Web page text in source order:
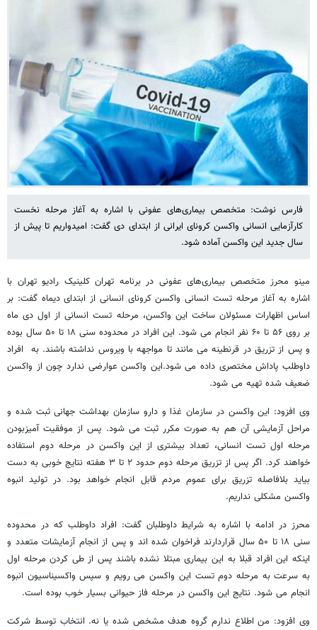
فارس نوشت: متخصص بیماری‌های عفونی با اشاره به آغاز مرحله نخست
کارآزمایی انسانی واکسن کرونای ایرانی از ابتدای دی گفت: امیدواریم تا پیش از
سال جدید این واکسن آماده شود.
مینو محرز متخصص بیماری‌های عفونی در برنامه تهران کلینیک رادیو تهران با
اشاره به آغاز مرحله تست انسانی واکسن کرونای انسانی از ابتدای دیماه گفت: بر
اساس اظهارات مسئولان ساخت این واکسن، مرحله تست انسانی از اول دی ماه
بر روی ۵۶ تا ۶۰ نفر انجام می شود. این افراد در محدوده سنی ۱۸ تا ۵۰ سال بوده
و پس از تزریق در قرنطینه می مانند تا مواجهه با ویروس نداشته باشند. به افراد
داوطلب پاداش مختصری داده می شود.این واکسن عوارضی ندارد چون از واکسن
ضعیف شده تهیه می شود.
وی افزود: این واکسن در سازمان غذا و دارو سازمان بهداشت جهانی ثبت شده و
مراحل آزمایشی آن هم به صورت مکرر ثبت می شود. پس از موفقیت آمیزبودن
مرحله اول تست انسانی، تعداد بیشتری از این واکسن در مرحله دوم استفاده
خواهند کرد. اگر پس از تزریق مرحله دوم حدود ۲ تا ۳ هفته نتایج خوبی به دست
بیاید بلافاصله تزریق برای عموم مردم قابل انجام خواهد بود. در تولید انبوه
واکسن مشکلی نداریم.
محرز در ادامه با اشاره به شرایط داوطلبان گفت: افراد داوطلب که در محدوده
سنی ۱۸ تا ۵۰ سال قراردارند فراخوان شده اند و پس از انجام آزمایشات متعدد و
اینکه این افراد قبلا به این بیماری مبتلا نشده باشند پس از طی کردن مرحله اول
به سرعت به مرحله دوم تست این واکسن می رویم و سپس واکسیناسیون انبوه
انجام می شود. نتایج این واکسن در مرحله فاز حیوانی بسیار خوب بوده است.
وی افزود: من اطلاع ندارم گروه هدف مشخص شده یا نه. انتخاب توسط شرکت